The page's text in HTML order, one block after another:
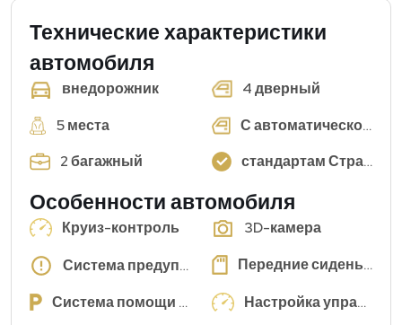
Технические характеристики
автомобиля
внедорожник
4 дверный
5 места
С автоматической коробкой передач
2 багажный
стандартам Стран Персидского залива
Особенности автомобиля
Круиз-контроль
3D-камера
Система предупреждения в слепых зонах
Передние сиденья с памятью
Система помощи при парковке
Настройка управления